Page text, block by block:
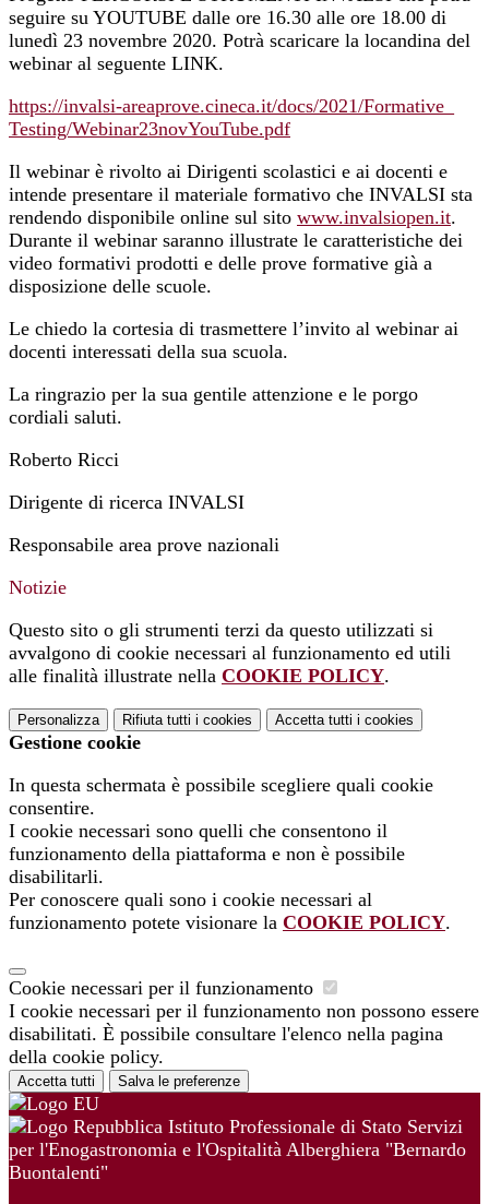
seguire su YOUTUBE dalle ore 16.30 alle ore 18.00 di
lunedì 23 novembre 2020. Potrà scaricare la locandina del
webinar al seguente LINK.
https://invalsi-areaprove.cineca.it/docs/2021/Formative_
Testing/Webinar23novYouTube.pdf
Il webinar è rivolto ai Dirigenti scolastici e ai docenti e
intende presentare il materiale formativo che INVALSI sta
rendendo disponibile online sul sito www.invalsiopen.it.
Durante il webinar saranno illustrate le caratteristiche dei
video formativi prodotti e delle prove formative già a
disposizione delle scuole.
Le chiedo la cortesia di trasmettere l’invito al webinar ai
docenti interessati della sua scuola.
La ringrazio per la sua gentile attenzione e le porgo
cordiali saluti.
Roberto Ricci
Dirigente di ricerca INVALSI
Responsabile area prove nazionali
Notizie
Questo sito o gli strumenti terzi da questo utilizzati si
avvalgono di cookie necessari al funzionamento ed utili
alle finalità illustrate nella COOKIE POLICY.
Personalizza Rifiuta tutti i cookies Accetta tutti i cookies
Gestione cookie
In questa schermata è possibile scegliere quali cookie
consentire.
I cookie necessari sono quelli che consentono il
funzionamento della piattaforma e non è possibile
disabilitarli.
Per conoscere quali sono i cookie necessari al
funzionamento potete visionare la COOKIE POLICY.
Cookie necessari per il funzionamento
I cookie necessari per il funzionamento non possono essere
disabilitati. È possibile consultare l'elenco nella pagina
della cookie policy.
Accetta tutti Salva le preferenze
Istituto Professionale di Stato Servizi
per l'Enogastronomia e l'Ospitalità Alberghiera "Bernardo
Buontalenti"